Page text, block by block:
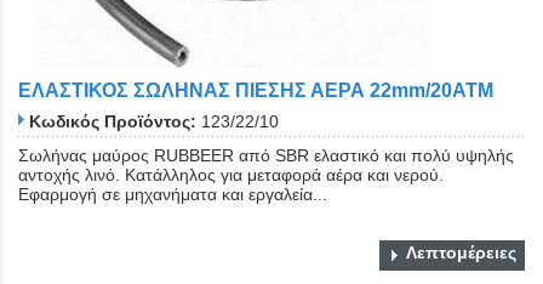
ΕΛΑΣΤΙΚΟΣ ΣΩΛΗΝΑΣ ΠΙΕΣΗΣ ΑΕΡΑ 22mm/20ATM
Κωδικός Προϊόντος: 123/22/10
Σωλήνας μαύρος RUBBEER από SBR ελαστικό και πολύ υψηλής
αντοχής λινό. Κατάλληλος για μεταφορά αέρα και νερού.
Εφαρμογή σε μηχανήματα και εργαλεία...
Λεπτομέρειες